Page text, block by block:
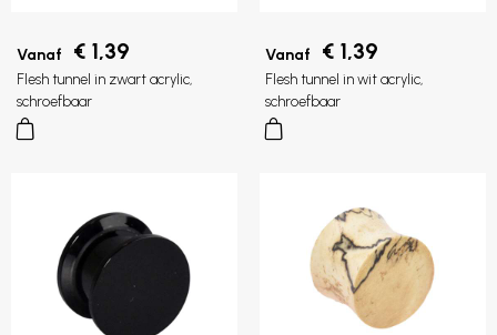
Vanaf € 1,39
Flesh tunnel in zwart acrylic,
schroefbaar
Vanaf € 1,39
Flesh tunnel in wit acrylic,
schroefbaar